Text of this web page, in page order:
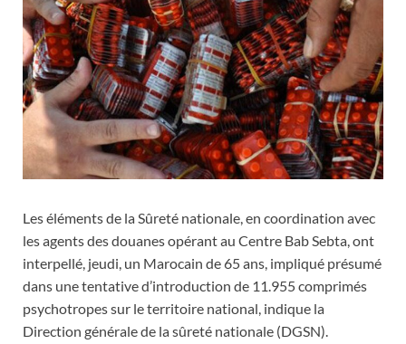
Les éléments de la Sûreté nationale, en coordination avec
les agents des douanes opérant au Centre Bab Sebta, ont
interpellé, jeudi, un Marocain de 65 ans, impliqué présumé
dans une tentative d’introduction de 11.955 comprimés
psychotropes sur le territoire national, indique la
Direction générale de la sûreté nationale (DGSN).